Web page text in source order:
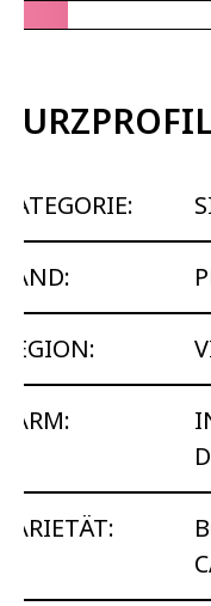
KATEGORIE:
LAND:
REGION:
FARM:
VARIETÄT: